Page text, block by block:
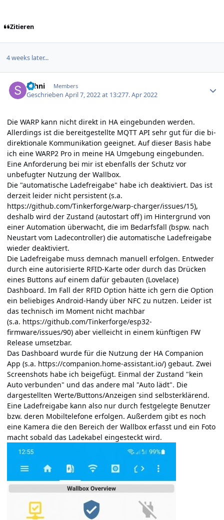
Zitieren
4 weeks later...
sahni Members
GeschriebenApril 7, 2022 at 13:277. Apr 2022
Die WARP kann nicht direkt in HA eingebunden werden.
Allerdings ist die bereitgestellte MQTT API sehr gut für die bi-
direktionale Kommunikation geeignet. Auf dieser Basis habe
ich eine WARP2 Pro in meine HA Umgebung eingebunden.
Eine Anforderung bei mir ist ebenfalls der Schutz vor
unbefugter Nutzung der Wallbox.
Die "automatische Ladefreigabe" habe ich deaktiviert. Das ist
derzeit leider nicht persistent (s.a.
https://github.com/Tinkerforge/warp-charger/issues/15),
deshalb wird der Zustand (autostart off) im Hintergrund von
einer Automation überwacht, die im Bedarfsfall (bspw. nach
Neustart vom Ladecontroller) die automatische Ladefreigabe
wieder deaktiviert.
Die Ladefreigabe muss demnach manuell erfolgen. Entweder
durch eine autorisierte RFID-Karte oder durch das Drücken
eines Buttons auf einem dafür gebauten (Lovelace)
Dashboard. Im Fall der RFID Option hätte ich gern die Option
ein beliebiges Android-Handy über NFC zu nutzen. Leider ist
das technisch im Moment nicht machbar
(s.a. https://github.com/Tinkerforge/esp32-
firmware/issues/90) aber vielleicht in einem künftigen FW
Release umsetzbar.
Das Dashboard wurde für die Nutzung der HA Companion
App (s.a. https://companion.home-assistant.io/) gebaut. Zwei
Screenshots habe ich beigefügt. Einmal der Zustand "kein
Auto verbunden" und das andere mal "Auto lädt". Die
dargestellten Werte/Buttons/Anzeigen sind selbsterklärend.
Eine Ladefreigabe kann also nur durch festgelegte Benutzer
bzw. deren Mobiltelefone erfolgen. Außerdem gibt es noch
eine Kamera die den Bereich der Wallbox erfasst und ein Foto
macht sobald das Ladekabel eingesteckt wird.